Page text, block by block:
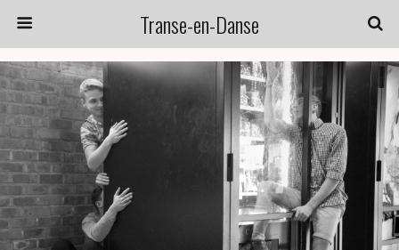
Transe-en-Danse